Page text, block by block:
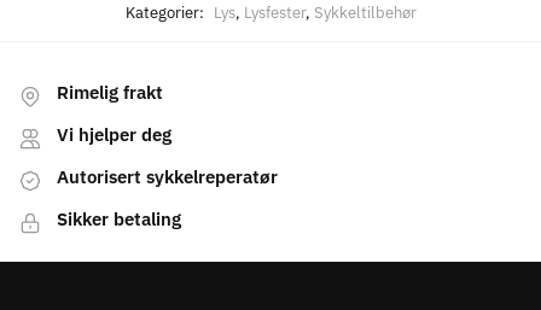
Kategorier: Lys, Lysfester, Sykkeltilbehør
Rimelig frakt
Vi hjelper deg
Autorisert sykkelreperatør
Sikker betaling